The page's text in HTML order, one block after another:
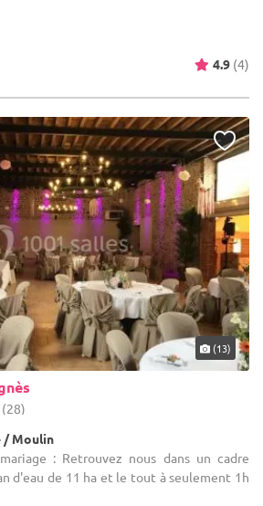
4.9 (4)
(13)
/ Moulin
: Retrouvez nous dans un cadre
d'eau de 11 ha et le tout à seulement 1h